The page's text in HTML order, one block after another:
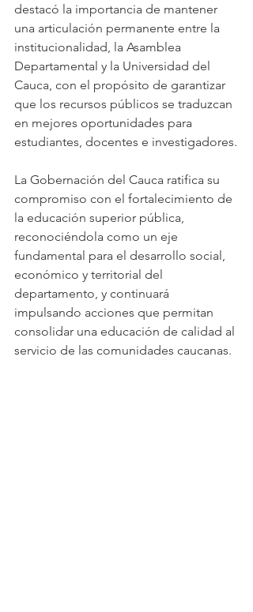
destacó la importancia de mantener
una articulación permanente entre la
institucionalidad, la Asamblea
Departamental y la Universidad del
Cauca, con el propósito de garantizar
que los recursos públicos se traduzcan
en mejores oportunidades para
estudiantes, docentes e investigadores.
La Gobernación del Cauca ratifica su
compromiso con el fortalecimiento de
la educación superior pública,
reconociéndola como un eje
fundamental para el desarrollo social,
económico y territorial del
departamento, y continuará
impulsando acciones que permitan
consolidar una educación de calidad al
servicio de las comunidades caucanas.